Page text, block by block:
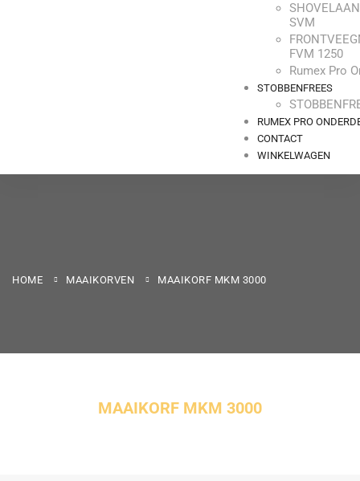
SVM
FVM 1250
Rumex Pro
STOBBENFREES
RUMEX PRO
CONTACT
WINKELWAGEN
HOME MAAIKORVEN MAAIKORF MKM 3000
MAAIKORF MKM 3000